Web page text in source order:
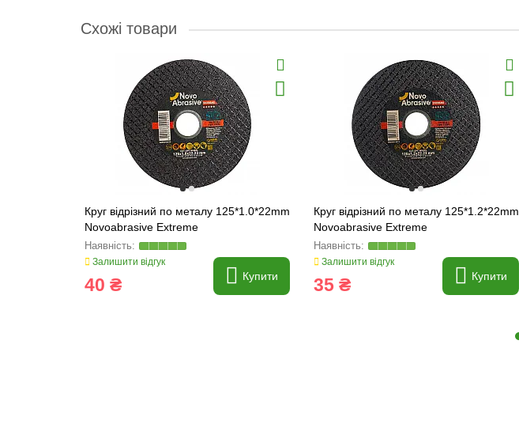
Схожі товари
Круг відрізний по металу 125*1.0*22mm
Novoabrasive Extreme
Залишити відгук
40 ₴ Купити
Круг відрізний по металу 125*1.2*22mm
Novoabrasive Extreme
Залишити відгук
35 ₴ Купити